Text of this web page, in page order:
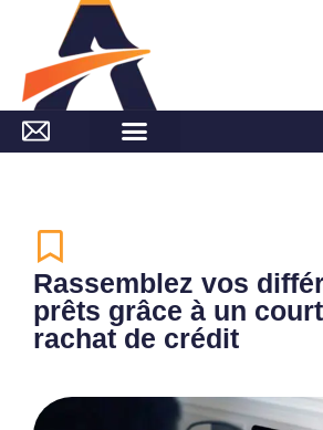
Rassemblez vos
prêts grâce à un
rachat de crédit